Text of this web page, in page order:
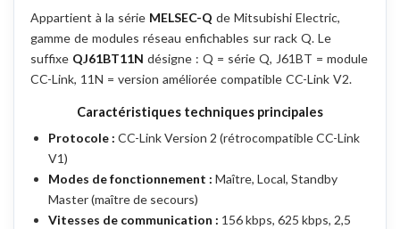
Appartient à la série MELSEC-Q de Mitsubishi Electric,
gamme de modules réseau enfichables sur rack Q. Le
suffixe QJ61BT11N désigne : Q = série Q, J61BT = module
CC-Link, 11N = version améliorée compatible CC-Link V2.
Caractéristiques techniques principales
Protocole : CC-Link Version 2 (rétrocompatible CC-Link
V1)
Modes de fonctionnement : Maître, Local, Standby
Master (maître de secours)
Vitesses de communication : 156 kbps, 625 kbps, 2,5